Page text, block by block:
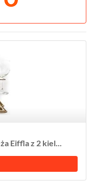
Eiffla z 2 kiel...